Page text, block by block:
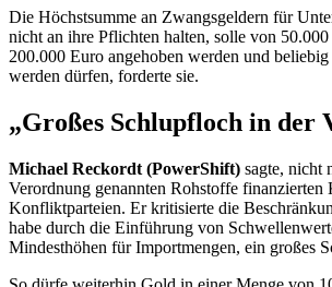
Die Höchstsumme an Zwangsgeldern für
nicht an ihre Pflichten halten, solle von 50.000
200.000 Euro angehoben werden und
werden dürfen, forderte sie.
„Großes Schlupfloch in der
Michael Reckordt (PowerShift) sagte, nicht
Verordnung genannten Rohstoffe
Konfliktparteien. Er kritisierte die
habe durch die Einführung von
Mindesthöhen für Importmengen, ein großes